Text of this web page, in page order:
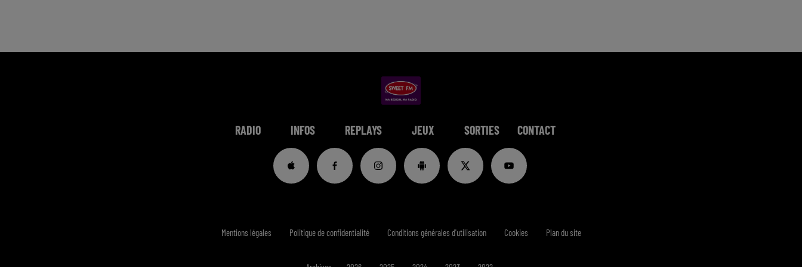
RADIO INFOS REPLAYS JEUX SORTIES CONTACT
Mentions légales Politique de confidentialité Conditions générales d'utilisation Cookies Plan du site